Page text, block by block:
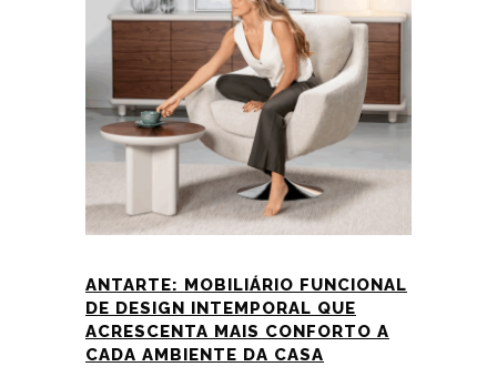
ANTARTE: MOBILIÁRIO FUNCIONAL
DE DESIGN INTEMPORAL QUE
ACRESCENTA MAIS CONFORTO A
CADA AMBIENTE DA CASA